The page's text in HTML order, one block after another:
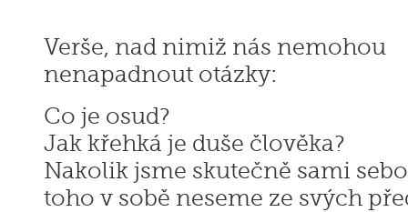
Verše, nad nimiž nás nemohou
nenapadnout otázky:
Co je osud?
Jak křehká je duše člověka?
Nakolik jsme skutečně sami
toho v sobě neseme ze svých